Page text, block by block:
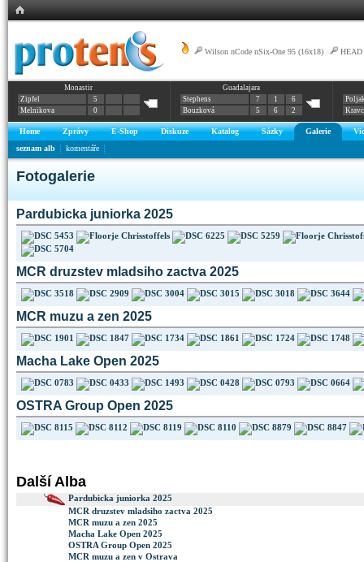
Wilson nCode nSix-One 95 (16x18) HEAD
Monastir
Zipfel
5
Melnikova
0
Guadalajara
Stephens
7 1
6
Bouzková
5 6 2
Home Zprávy E-Shop Diskuze Katalog Sázky Galerie
seznam alb
komentáře
Fotogalerie
Pardubicka juniorka 2025
MCR druzstev mladsiho zactva 2025
MCR muzu a zen 2025
Macha Lake Open 2025
OSTRA Group Open 2025
Další Alba
Pardubicka juniorka 2025
MCR druzstev mladsiho zactva 2025
MCR muzu a zen 2025
Macha Lake Open 2025
OSTRA Group Open 2025
MCR muzu a zen v Ostrava